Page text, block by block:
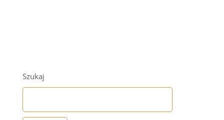
Szukaj